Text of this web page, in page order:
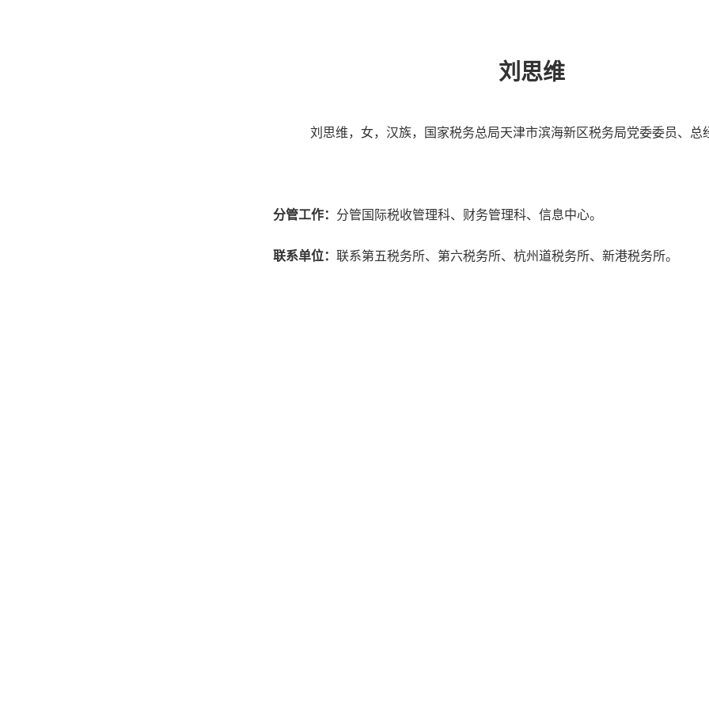
刘思维
刘思维，女，汉族，国家税务总局天津市滨海新区税务局党委委员、总
分管工作： 分管国际税收管理科、财务管理科、信息中心。
联系单位： 联系第五税务所、第六税务所、杭州道税务所、新港税务所。